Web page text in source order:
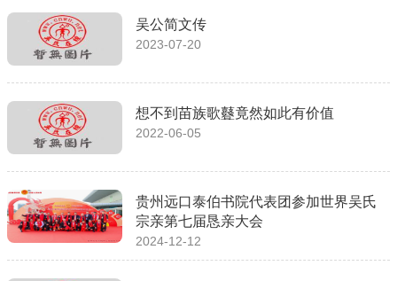
吴公简文传
2023-07-20
想不到苗族歌鼟竟然如此有价值
2022-06-05
贵州远口泰伯书院代表团参加世界吴氏
宗亲第七届恳亲大会
2024-12-12